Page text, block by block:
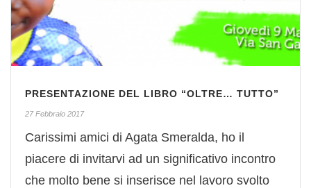
PRESENTAZIONE DEL LIBRO “OLTRE… TUTTO”
27 Febbraio 2017
Carissimi amici di Agata Smeralda, ho il
piacere di invitarvi ad un significativo incontro
che molto bene si inserisce nel lavoro svolto